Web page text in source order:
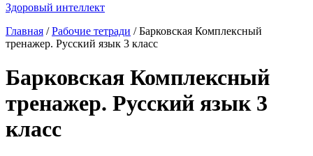
Здоровый интеллект
Главная /Рабочие тетради / Барковская Комплексный
тренажер. Русский язык 3 класс
Барковская Комплексный
тренажер. Русский язык 3
класс